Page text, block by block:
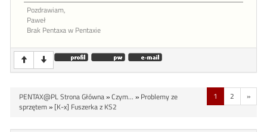
Pozdrawiam,
Paweł
Brak Pentaxa w Pentaxie
1 2 »
PENTAX@PL Strona Główna»Czym... » Problemy ze
sprzętem» [K-x] Fuszerka z KS2